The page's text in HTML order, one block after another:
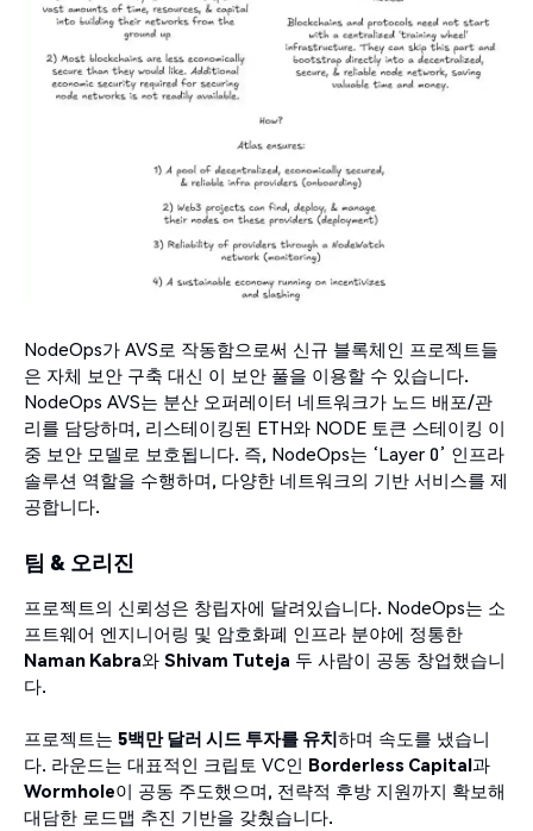
NodeOps가 AVS로 작동함으로써 신규 블록체인 프로젝트들
은 자체 보안 구축 대신 이 보안 풀을 이용할 수 있습니다.
NodeOps AVS는 분산 오퍼레이터 네트워크가 노드 배포/관
리를 담당하며, 리스테이킹된 ETH와 NODE 토큰 스테이킹 이
중 보안 모델로 보호됩니다. 즉, NodeOps는 ‘Layer 0’ 인프라
솔루션 역할을 수행하며, 다양한 네트워크의 기반 서비스를 제
공합니다.
팀 & 오리진
프로젝트의 신뢰성은 창립자에 달려있습니다. NodeOps는 소
프트웨어 엔지니어링 및 암호화폐 인프라 분야에 정통한
Naman Kabra와 Shivam Tuteja 두 사람이 공동 창업했습니
다.
프로젝트는 5백만 달러 시드 투자를 유치하며 속도를 냈습니
다. 라운드는 대표적인 크립토 VC인 Borderless Capital과
Wormhole이 공동 주도했으며, 전략적 후방 지원까지 확보해
대담한 로드맵 추진 기반을 갖췄습니다.